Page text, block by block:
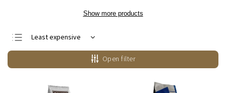
Show more products
Least expensive
Most expensive
Bestsellers
Alphabetically
Open filter